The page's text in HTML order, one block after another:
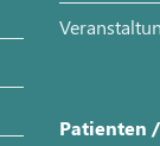
Patienten